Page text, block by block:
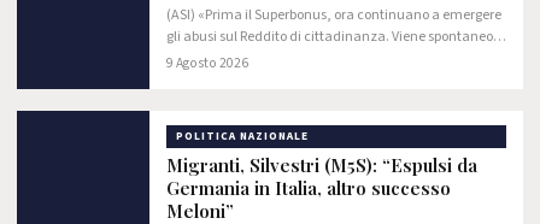
(ASI) «Prima il Superbonus, ora continuano a emergere
gli abusi sul Reddito di cittadinanza. Viene spontaneo
chiedersi: cos’altro potrebbero combinare Conte e i
9 Agosto 2026
POLITICA NAZIONALE
Migranti, Silvestri (M5S): “Espulsi da
Germania in Italia, altro successo
Meloni”